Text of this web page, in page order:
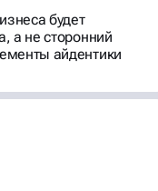
будет
а не сторонний
айдентики